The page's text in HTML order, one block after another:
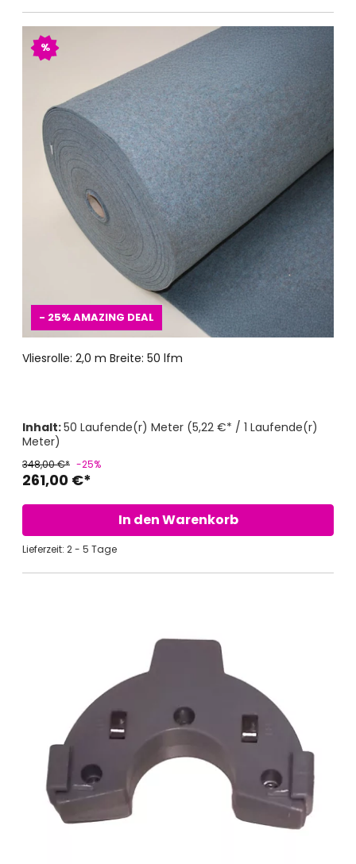
%
- 25%AMAZING DEAL
Vliesrolle: 2,0 m Breite: 50 lfm
Inhalt:50 Laufende(r) Meter (5,22 €* / 1 Laufende(r)
Meter)
261,00 €*
348,00 €* -25%
In den Warenkorb
Lieferzeit: 2 - 5 Tage